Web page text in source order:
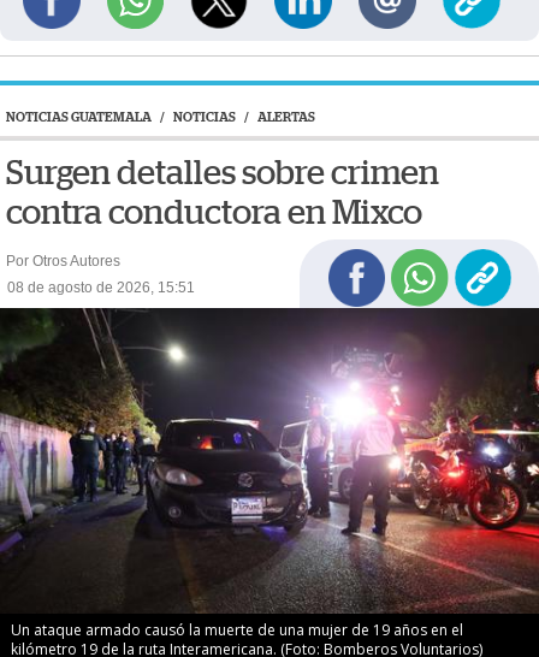
NOTICIAS GUATEMALA / NOTICIAS / ALERTAS
Surgen detalles sobre crimen
contra conductora en Mixco
Por Otros Autores
08 de agosto de 2026, 15:51
Un ataque armado causó la muerte de una mujer de 19 años en el
kilómetro 19 de la ruta Interamericana. (Foto: Bomberos Voluntarios)